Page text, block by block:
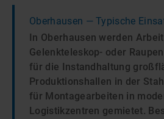
Oberhausen — Typische
In Oberhausen werden
Gelenkteleskop- oder
für die Instandhaltung
Produktionshallen in der
für Montagearbeiten in
Logistikzentren gemietet.